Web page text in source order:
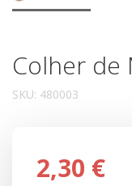
Colher de
SKU: 480003
2,30 €